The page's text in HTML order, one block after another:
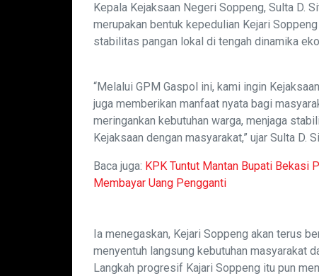
Kepala Kejaksaan Negeri Soppeng, Sulta D.
merupakan bentuk kepedulian Kejari
stabilitas pangan lokal di tengah dinamika
“Melalui GPM Gaspol ini, kami ingin
juga memberikan manfaat nyata bagi
meringankan kebutuhan warga, menjaga
Kejaksaan dengan masyarakat,” ujar Sulta
Baca juga: KPK Tuntut Mantan Bupati Bekasi
Membayar Uang Pengganti
Ia menegaskan, Kejari Soppeng akan terus
menyentuh langsung kebutuhan masyarakat
Langkah progresif Kajari Soppeng itu pun